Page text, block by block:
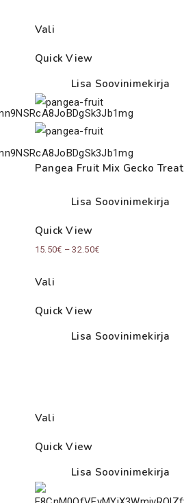
Vali
Quick View
Lisa Soovinimekirja
Pangea Fruit Mix Gecko Treat
Lisa Soovinimekirja
Quick View
15.50€ – 32.50€Price
Vali
Quick View
Lisa Soovinimekirja
Vali
Quick View
Lisa Soovinimekirja